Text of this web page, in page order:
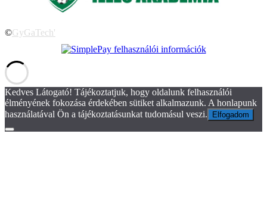
©GyGaTech'
Kedves Látogató! Tájékoztatjuk, hogy oldalunk felhasználói
élményének fokozása érdekében sütiket alkalmazunk. A honlapunk
használatával Ön a tájékoztatásunkat tudomásul veszi.
Elfogadom